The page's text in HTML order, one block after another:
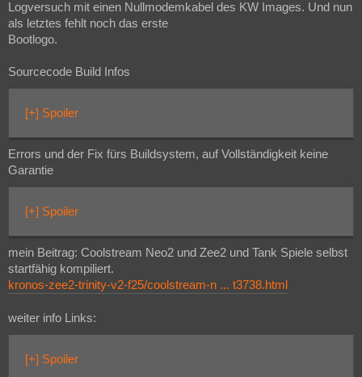
Logversuch mit einen Nullmodemkabel des KW Images. Und nun
als letztes fehlt noch das erste
Bootlogo.
Sourcecode Build Infos
[+] Spoiler
Errors und der Fix fürs Buildsystem, auf Vollständigkeit keine
Garantie
[+] Spoiler
mein Beitrag: Coolstream Neo2 und Zee2 und Tank Spiele selbst
startfähig kompiliert.
kronos-zee2-trinity-v2-f25/coolstream-n ... t3738.html
weiter info Links:
[+] Spoiler